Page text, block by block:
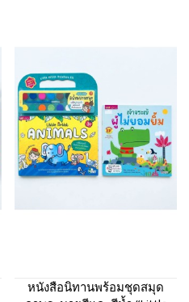
หนังสือนิทานพร้อมชุดสมุด